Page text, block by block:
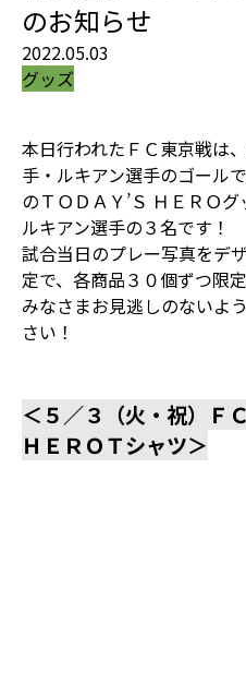
のお知らせ
2022.05.03
グッズ
本日行われたＦＣ東京戦は
手・ルキアン選手のゴール
のＴＯＤＡＹ’Ｓ ＨＥＲＯ
ルキアン選手の３名です！
試合当日のプレー写真をデ
定で、各商品３０個ずつ限
みなさまお見逃しのないよ
さい！
＜５／３（火・祝）Ｆ
ＨＥＲＯＴシャツ＞